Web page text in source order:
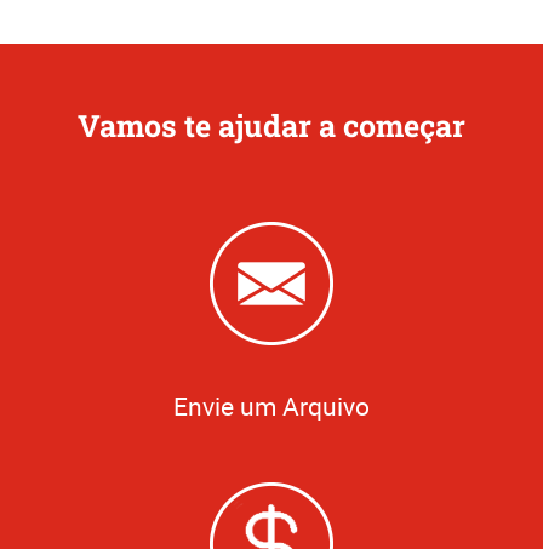
Vamos te ajudar a começar
Envie um Arquivo